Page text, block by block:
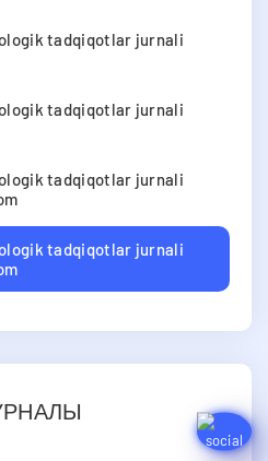
tadqiqotlar jurnali
tadqiqotlar jurnali
tadqiqotlar jurnali
tadqiqotlar jurnali